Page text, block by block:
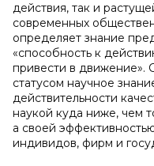
действия, так и
современных
определяет знание
«способность к
привести в движение».
статусом научное
действительности
наукой куда ниже, чем
а своей
индивидов, фирм и